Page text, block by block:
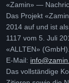
«Zamin» —
Das Projekt
2014 auf und ist
1117 vom 5. Juli
«ALLTEN» (GmbH).
E-Mail:
Das vollständige